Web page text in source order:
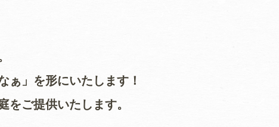
ぁ」を形にいたします！
をご提供いたします。